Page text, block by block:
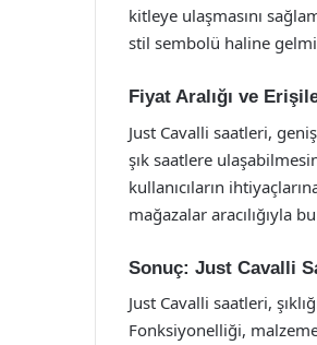
kitleye ulaşmasını
stil sembolü haline
Fiyat Aralığı ve
Just Cavalli saatleri,
şık saatlere
kullanıcıların
mağazalar aracılığıyla
Sonuç: Just Cavalli
Just Cavalli saatleri,
Fonksiyonelliği,